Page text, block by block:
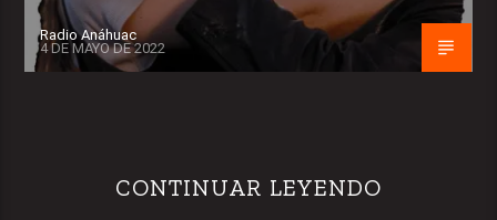
Radio Anáhuac
4 DE MAYO DE 2022
CONTINUAR LEYENDO